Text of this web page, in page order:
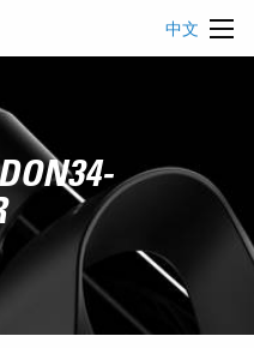
中文